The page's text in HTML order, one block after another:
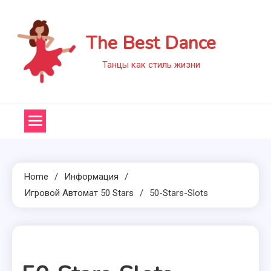
content
The Best Dance
Танцы как стиль жизни
Home
Информация
Игровой Автомат 50 Stars
50-Stars-Slots